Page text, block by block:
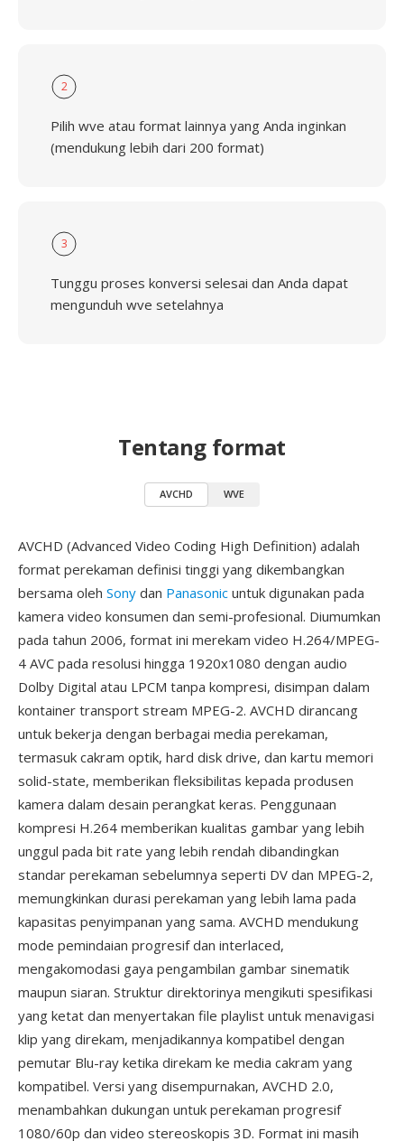
2
Pilih wve atau format lainnya yang Anda inginkan
(mendukung lebih dari 200 format)
3
Tunggu proses konversi selesai dan Anda dapat
mengunduh wve setelahnya
Tentang format
AVCHD WVE
AVCHD (Advanced Video Coding High Definition) adalah
format perekaman definisi tinggi yang dikembangkan
bersama oleh Sony dan Panasonic untuk digunakan pada
kamera video konsumen dan semi-profesional. Diumumkan
pada tahun 2006, format ini merekam video H.264/MPEG-
4 AVC pada resolusi hingga 1920x1080 dengan audio
Dolby Digital atau LPCM tanpa kompresi, disimpan dalam
kontainer transport stream MPEG-2. AVCHD dirancang
untuk bekerja dengan berbagai media perekaman,
termasuk cakram optik, hard disk drive, dan kartu memori
solid-state, memberikan fleksibilitas kepada produsen
kamera dalam desain perangkat keras. Penggunaan
kompresi H.264 memberikan kualitas gambar yang lebih
unggul pada bit rate yang lebih rendah dibandingkan
standar perekaman sebelumnya seperti DV dan MPEG-2,
memungkinkan durasi perekaman yang lebih lama pada
kapasitas penyimpanan yang sama. AVCHD mendukung
mode pemindaian progresif dan interlaced,
mengakomodasi gaya pengambilan gambar sinematik
maupun siaran. Struktur direktorinya mengikuti spesifikasi
yang ketat dan menyertakan file playlist untuk menavigasi
klip yang direkam, menjadikannya kompatibel dengan
pemutar Blu-ray ketika direkam ke media cakram yang
kompatibel. Versi yang disempurnakan, AVCHD 2.0,
menambahkan dukungan untuk perekaman progresif
1080/60p dan video stereoskopis 3D. Format ini masih